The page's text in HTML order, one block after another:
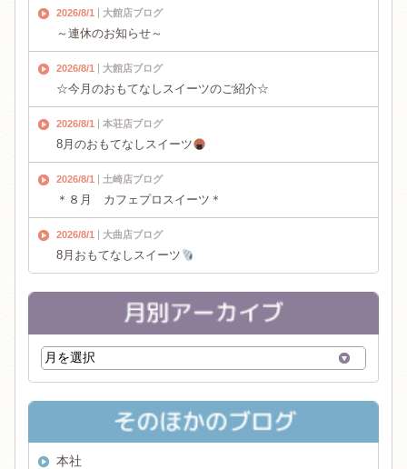
2026/8/1 大館店ブログ
～連休のお知らせ～
2026/8/1 大館店ブログ
☆今月のおもてなしスイーツのご紹介☆
2026/8/1 本荘店ブログ
8月のおもてなしスイーツ
2026/8/1 土崎店ブログ
＊８月 カフェプロスイーツ＊
2026/8/1 大曲店ブログ
8月おもてなしスイーツ
本社